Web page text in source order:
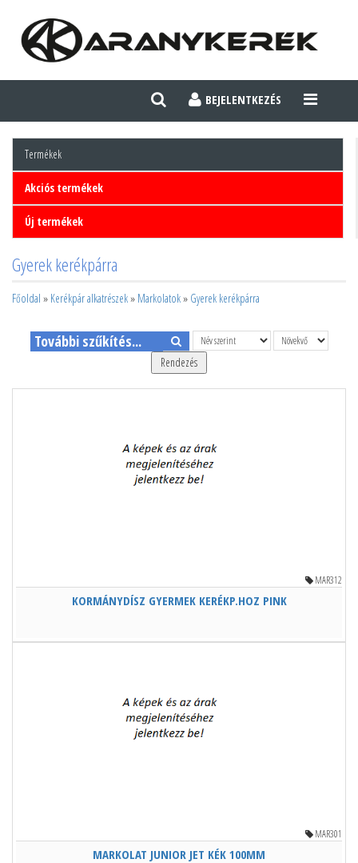
BEJELENTKEZÉS
TOGGLE
Termékek
Akciós termékek
Új termékek
Gyerek kerékpárra
Főoldal » Kerékpár alkatrészek» Markolatok» Gyerek kerékpárra
Rendezés
MAR312
KORMÁNYDÍSZ GYERMEK KERÉKP.HOZ PINK
MAR301
MARKOLAT JUNIOR JET KÉK 100MM